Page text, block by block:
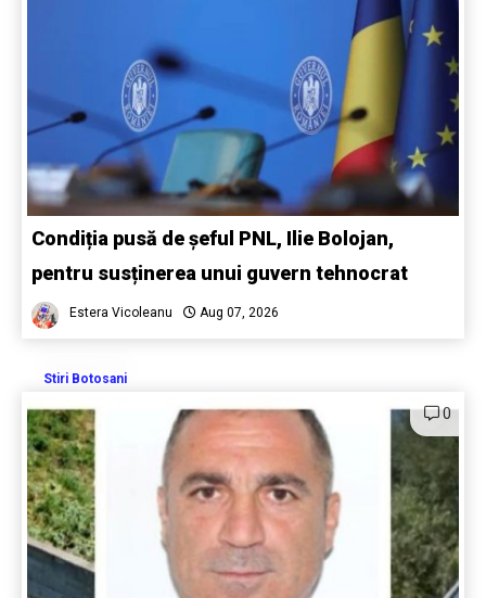
Condiția pusă de șeful PNL, Ilie Bolojan,
pentru susținerea unui guvern tehnocrat
Estera Vicoleanu Aug 07, 2026
Stiri Botosani
0